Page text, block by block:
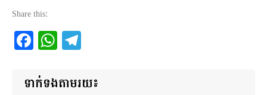
Share this:
Facebook
WhatsApp
ទាក់ទងតាមរយ៖